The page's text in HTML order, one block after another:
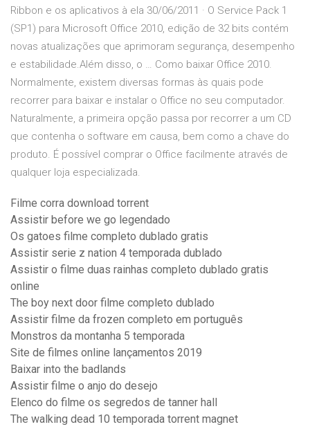
Ribbon e os aplicativos à ela 30/06/2011 · O Service Pack 1
(SP1) para Microsoft Office 2010, edição de 32 bits contém
novas atualizações que aprimoram segurança, desempenho
e estabilidade.Além disso, o … Como baixar Office 2010.
Normalmente, existem diversas formas às quais pode
recorrer para baixar e instalar o Office no seu computador.
Naturalmente, a primeira opção passa por recorrer a um CD
que contenha o software em causa, bem como a chave do
produto. É possível comprar o Office facilmente através de
qualquer loja especializada.
Filme corra download torrent
Assistir before we go legendado
Os gatoes filme completo dublado gratis
Assistir serie z nation 4 temporada dublado
Assistir o filme duas rainhas completo dublado gratis
online
The boy next door filme completo dublado
Assistir filme da frozen completo em português
Monstros da montanha 5 temporada
Site de filmes online lançamentos 2019
Baixar into the badlands
Assistir filme o anjo do desejo
Elenco do filme os segredos de tanner hall
The walking dead 10 temporada torrent magnet